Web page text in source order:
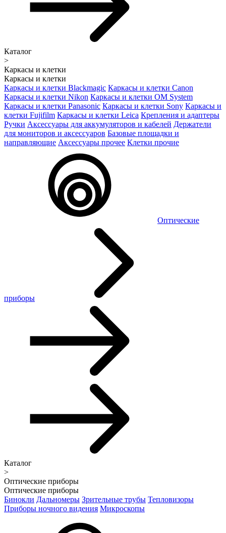
Каталог
>
Каркасы и клетки
Каркасы и клетки
Каркасы и клетки Blackmagic Каркасы и клетки Canon
Каркасы и клетки Nikon Каркасы и клетки OM System
Каркасы и клетки Panasonic Каркасы и клетки Sony Каркасы и
клетки Fujifilm Каркасы и клетки Leica Крепления и адаптеры
Ручки Аксессуары для аккумуляторов и кабелей Держатели
для мониторов и аксессуаров Базовые площадки и
направляющие Аксессуары прочее Клетки прочие
Оптические
приборы
Каталог
>
Оптические приборы
Оптические приборы
Бинокли Дальномеры Зрительные трубы Тепловизоры
Приборы ночного видения Микроскопы